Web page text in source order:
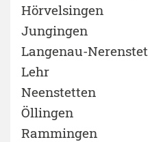
Hörvelsingen
Jungingen
Langenau-
Lehr
Neenstetten
Öllingen
Rammingen